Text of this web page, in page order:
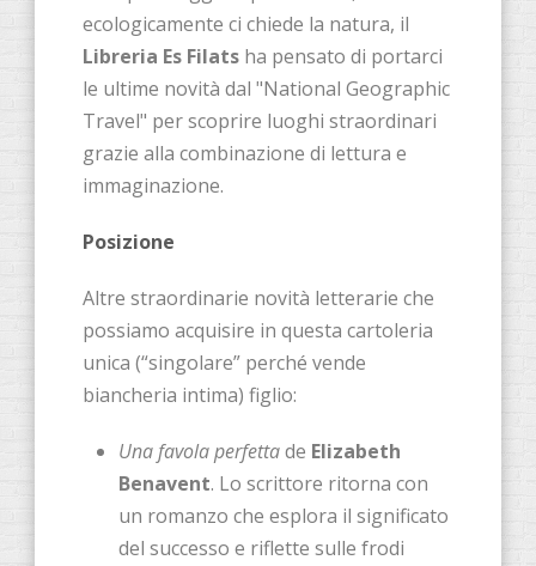
ecologicamente ci chiede la natura, il
Libreria Es Filats ha pensato di portarci
le ultime novità dal "National Geographic
Travel" per scoprire luoghi straordinari
grazie alla combinazione di lettura e
immaginazione.
Posizione
Altre straordinarie novità letterarie che
possiamo acquisire in questa cartoleria
unica (“singolare” perché vende
biancheria intima) figlio:
Una favola perfettade Elizabeth
Benavent. Lo scrittore ritorna con
un romanzo che esplora il significato
del successo e riflette sulle frodi